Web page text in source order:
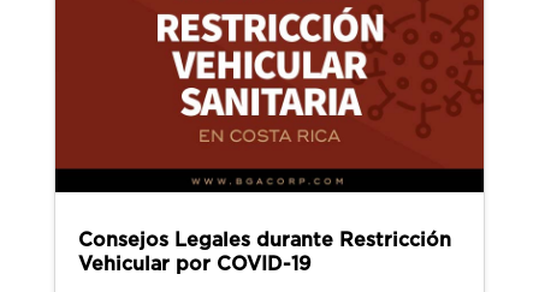
Consejos Legales durante Restricción
Vehicular por COVID-19